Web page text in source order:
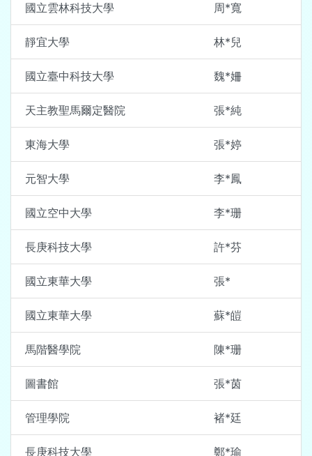
國立雲林科技大學 周*寬
靜宜大學 林*兒
國立臺中科技大學 魏*姍
天主教聖馬爾定醫院 張*純
東海大學 張*婷
元智大學 李*鳳
國立空中大學 李*珊
長庚科技大學 許*芬
國立東華大學 張*
國立東華大學 蘇*皚
馬階醫學院 陳*珊
圖書館 張*茵
管理學院 褚*廷
長庚科技大學 鄭*瑜